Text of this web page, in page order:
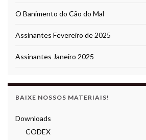
O Banimento do Cão do Mal
Assinantes Fevereiro de 2025
Assinantes Janeiro 2025
BAIXE NOSSOS MATERIAIS!
Downloads
CODEX